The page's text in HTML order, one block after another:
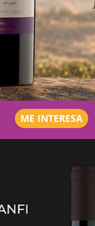
ME INTERESA